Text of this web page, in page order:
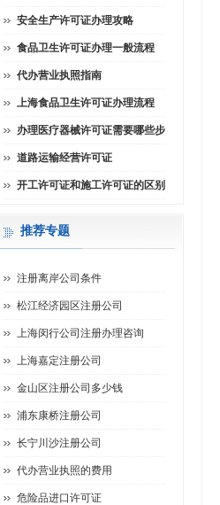
安全生产许可证办理攻略
食品卫生许可证办理一般流程
代办营业执照指南
上海食品卫生许可证办理流程
办理医疗器械许可证需要哪些步
道路运输经营许可证
开工许可证和施工许可证的区别
推荐专题
注册离岸公司条件
松江经济园区注册公司
上海闵行公司注册办理咨询
上海嘉定注册公司
金山区注册公司多少钱
浦东康桥注册公司
长宁川沙注册公司
代办营业执照的费用
危险品进口许可证